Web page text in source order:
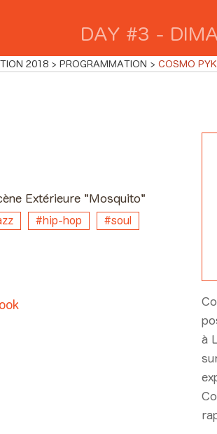
DAY #3 -
2018 PROGRAMMATION COSMO
Extérieure "Mosquito"
#hip-hop #soul
à